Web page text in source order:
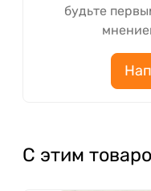
будьте
С этим